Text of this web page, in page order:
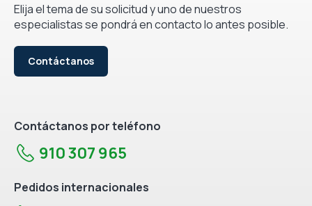
Elija el tema de su solicitud y uno de nuestros
especialistas se pondrá en contacto lo antes posible.
Contáctanos
Contáctanos por teléfono
910 307 965
Pedidos internacionales